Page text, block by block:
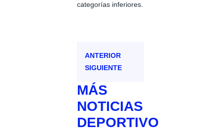
categorías inferiores.
ANTERIOR
SIGUIENTE
MÁS
NOTICIAS
DEPORTIVO